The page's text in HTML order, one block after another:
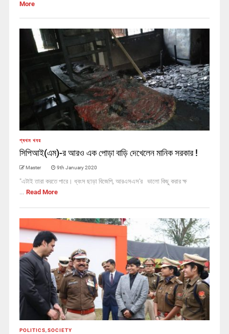
More
প্ৰথম খবর
সিপিআই(এম)-র আরও এক পোড়া বাড়ি দেখেলেন মানিক সরকার !
Master 9th January 2020
"এটাই তারা করতে পারে। ধ্বংস ছাড়া বিজেপি, আরএসএস'র ভালো কিছু করার ক্ষ
... Read More
POLITICS SOCIETY